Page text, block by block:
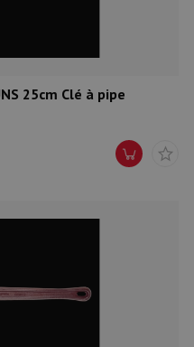
25cm Clé à pipe